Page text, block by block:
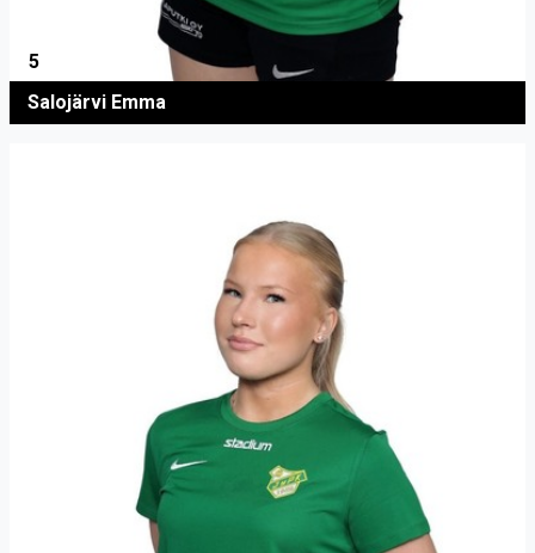
5
Salojärvi Emma